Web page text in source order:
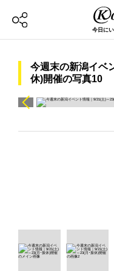
今日に
今週末の新潟イベ
休)開催の写真10